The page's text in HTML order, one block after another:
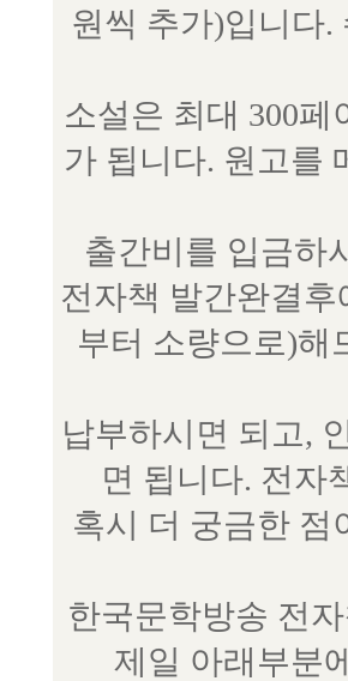
원씩 추가)입니다.
소설은 최대 300
가 됩니다. 원고를
출간비를 입금하
전자책 발간완결
부터 소량으로)해
납부하시면 되고,
면 됩니다. 전자
혹시 더 궁금한 점
한국문학방송 전
제일 아래부분